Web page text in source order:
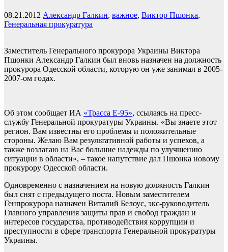
08.21.2012 Александр Галкин, важное, Виктор Пшонка,
Генеральная прокуратура
Заместитель Генерального прокурора Украины Виктора
Пшонки Александр Галкин был вновь назначен на должность
прокурора Одесской области, которую он уже занимал в 2005-
2007-ом годах.
Об этом сообщает ИА «Трасса Е-95», ссылаясь на пресс-
службу Генеральной прокуратуры Украины. «Вы знаете этот
регион. Вам известны его проблемы и положительные
стороны. Желаю Вам результативной работы и успехов, а
также возлагаю на Вас большие надежды по улучшению
ситуации в области», – такое напутствие дал Пшонка новому
прокурору Одесской области.
Одновременно с назначением на новую должность Галкин
был снят с предыдущего поста. Новым заместителем
Генпрокурора назначен Виталий Белоус, экс-руководитель
Главного управления защиты прав и свобод граждан и
интересов государства, противодействия коррупции и
преступности в сфере транспорта Генеральной прокуратуры
Украины.